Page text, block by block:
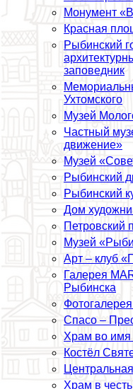
Монумент
Красная
Рыбинский
заповедник
Ухтомского
Музей
Частный
движение»
Музей
Рыбинский
Рыбинский
Дом
Петровский
Музей
Арт – клуб
Галерея
Рыбинска
Спасо –
Храм во имя
Костёл
Храм в